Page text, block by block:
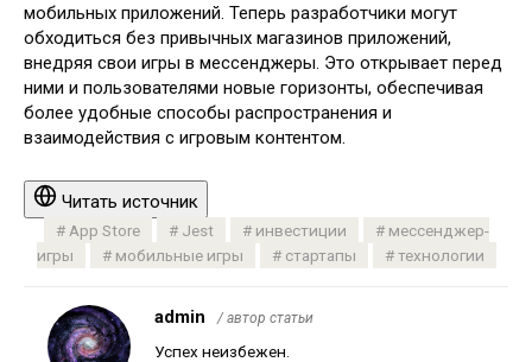
мобильных приложений. Теперь разработчики могут
обходиться без привычных магазинов приложений,
внедряя свои игры в мессенджеры. Это открывает перед
ними и пользователями новые горизонты, обеспечивая
более удобные способы распространения и
взаимодействия с игровым контентом.
Читать источник
App Store Jest инвестиции
мессенджер-
игры
мобильные игры стартапы технологии
admin / автор статьи
Успех неизбежен.